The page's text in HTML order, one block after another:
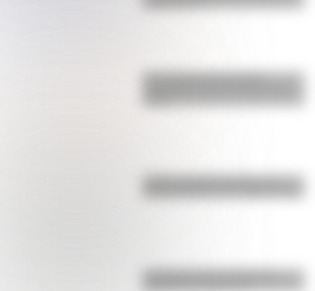
Una infografía descargable
¿Cómo era Buenos Aires en la
Década Infame?: las mejores fotos
La historia de los inmigrantes